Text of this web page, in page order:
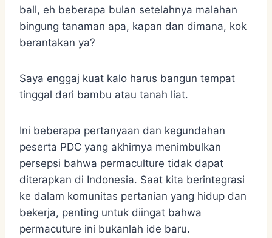
ball, eh beberapa bulan setelahnya malahan
bingung tanaman apa, kapan dan dimana, kok
berantakan ya?
Saya enggaj kuat kalo harus bangun tempat
tinggal dari bambu atau tanah liat.
Ini beberapa pertanyaan dan kegundahan
peserta PDC yang akhirnya menimbulkan
persepsi bahwa permaculture tidak dapat
diterapkan di Indonesia. Saat kita berintegrasi
ke dalam komunitas pertanian yang hidup dan
bekerja, penting untuk diingat bahwa
permacuture ini bukanlah ide baru.